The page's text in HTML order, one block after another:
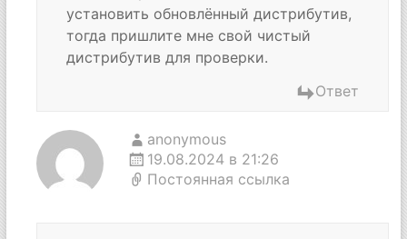
установить обновлённый дистрибутив,
тогда пришлите мне свой чистый
дистрибутив для проверки.
Ответ
anonymous
19.08.2024 в 21:26
Постоянная ссылка